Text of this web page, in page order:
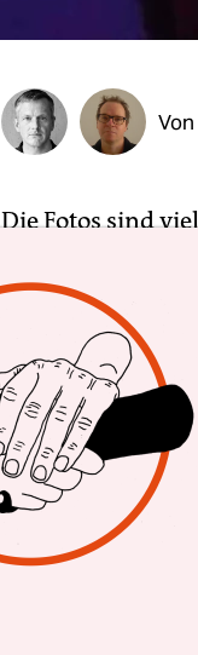
Von
Die Fotos sind
löchrigen
geführt. Ein Bein
musste
Mädchen,
eines der
besucht haben:
Kreischende
Beispiel mit der
diein Panik und
dem Willen der